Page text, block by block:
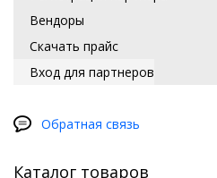
Вендоры
Скачать прайс
Вход для партнеров
Обратная связь
Каталог товаров